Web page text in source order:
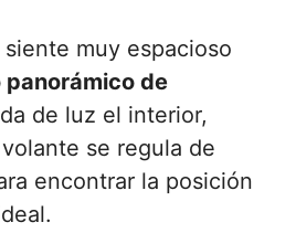
muy espacioso
panorámico de
de luz el interior,
se regula de
encontrar la posición